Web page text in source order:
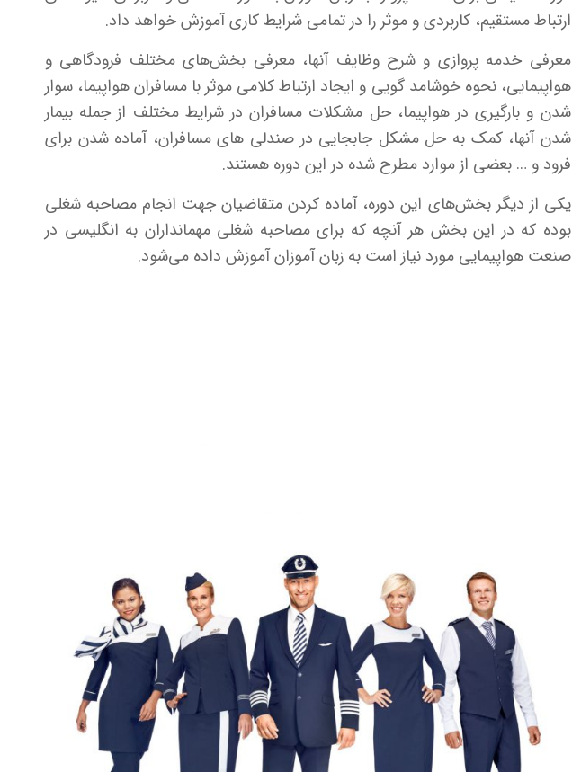
ارتباط مستقیم، کاربردی و موثر را در تمامی شرایط کاری آموزش خواهد داد.
معرفی خدمه پروازی و شرح وظایف آنها، معرفی بخش‌های مختلف فرودگاهی و
هواپیمایی، نحوه خوشامد گویی و ایجاد ارتباط کلامی موثر با مسافران هواپیما، سوار
شدن و بارگیری در هواپیما، حل مشکلات مسافران در شرایط مختلف از جمله بیمار
شدن آنها، کمک به حل مشکل جابجایی در صندلی های مسافران، آماده شدن برای
فرود و … بعضی از موارد مطرح شده در این دوره هستند.
یکی از دیگر بخش‌های این دوره، آماده کردن متقاضیان جهت انجام مصاحبه شغلی
بوده که در این بخش هر آنچه که برای مصاحبه شغلی مهمانداران به انگلیسی در
صنعت هواپیمایی مورد نیاز است به زبان آموزان آموزش داده می‌شود.